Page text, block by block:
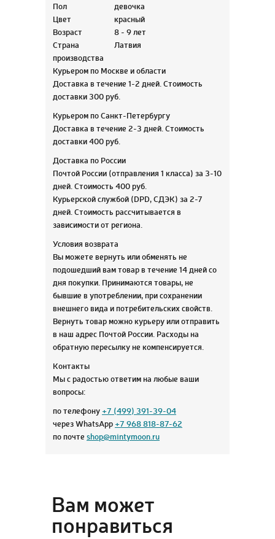
Пол
девочка
Цвет
красный
Возраст
8 - 9 лет
Страна
производства
Латвия
Курьером по Москве и области
Доставка в течение 1-2 дней. Стоимость
доставки 300 руб.
Курьером по Санкт-Петербургу
Доставка в течение 2-3 дней. Стоимость
доставки 400 руб.
Доставка по России
Почтой России (отправления 1 класса) за 3-10
дней. Стоимость 400 руб.
Курьерской службой (DPD, СДЭК) за 2-7
дней. Стоимость рассчитывается в
зависимости от региона.
Условия возврата
Вы можете вернуть или обменять не
подошедший вам товар в течение 14 дней со
дня покупки. Принимаются товары, не
бывшие в употреблении, при сохранении
внешнего вида и потребительских свойств.
Вернуть товар можно курьеру или отправить
в наш адрес Почтой России. Расходы на
обратную пересылку не компенсируется.
Контакты
Мы с радостью ответим на любые ваши
вопросы:
по телефону +7 (499) 391-39-04
через WhatsApp +7 968 818-87-62
по почте shop@mintymoon.ru
Вам может
понравиться